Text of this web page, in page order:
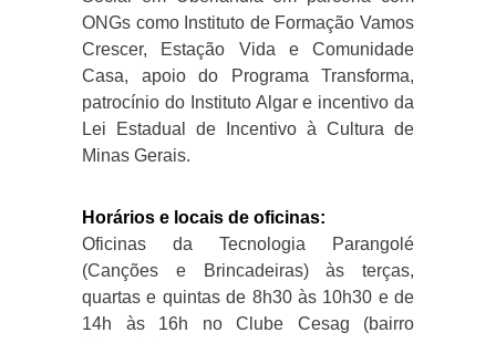
ONGs como Instituto de Formação Vamos
Crescer, Estação Vida e Comunidade
Casa, apoio do Programa Transforma,
patrocínio do Instituto Algar e incentivo da
Lei Estadual de Incentivo à Cultura de
Minas Gerais.
Horários e locais de oficinas:
Oficinas da Tecnologia Parangolé
(Canções e Brincadeiras) às terças,
quartas e quintas de 8h30 às 10h30 e de
14h às 16h no Clube Cesag (bairro